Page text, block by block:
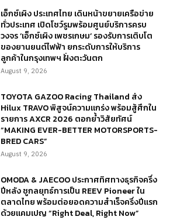
เอ็กซ์เผิง ประเทศไทย เดินหน้าขยายเครือข่าย
ทั่วประเทศ เปิดโชว์รูมพร้อมศูนย์บริการครบ
วงจร ‘เอ็กซ์เผิง เพชรเกษม’ รองรับการเติบโต
ของยานยนต์ไฟฟ้า ยกระดับการให้บริการ
ลูกค้าในกรุงเทพฯ ฝั่งตะวันตก
August 9, 2026
TOYOTA GAZOO Racing Thailand ส่ง
Hilux TRAVO พิสูจน์ความแกร่ง พร้อมสู้ศึกใน
รายการ AXCR 2026 ตอกย้ำวิสัยทัศน์
“MAKING EVER-BETTER MOTORSPORTS-
BRED CARS”
August 9, 2026
OMODA & JAECOO ประกาศทิศทางธุรกิจครึ่ง
ปีหลัง ชูกลยุทธ์การเป็น REEV Pioneer ใน
ตลาดไทย พร้อมต่อยอดความสำเร็จครึ่งปีแรก
ด้วยแคมเปญ “Right Deal, Right Now”